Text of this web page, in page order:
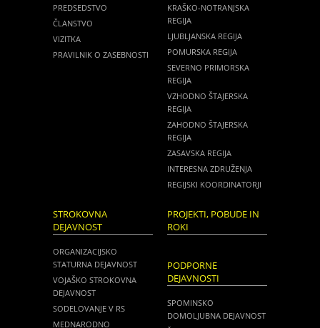
PREDSEDSTVO
ČLANSTVO
VIZITKA
PRAVILNIK O ZASEBNOSTI
KRAŠKO-NOTRANJSKA
REGIJA
LJUBLJANSKA REGIJA
POMURSKA REGIJA
SEVERNO PRIMORSKA
REGIJA
VZHODNO ŠTAJERSKA
REGIJA
ZAHODNO ŠTAJERSKA
REGIJA
ZASAVSKA REGIJA
INTERESNA ZDRUŽENJA
REGIJSKI KOORDINATORJI
STROKOVNA
DEJAVNOST
ORGANIZACIJSKO
STATURNA DEJAVNOST
VOJAŠKO STROKOVNA
DEJAVNOST
SODELOVANJE V RS
MEDNARODNO
PROJEKTI, POBUDE IN
ROKI
PODPORNE
DEJAVNOSTI
SPOMINSKO
DOMOLJUBNA DEJAVNOST